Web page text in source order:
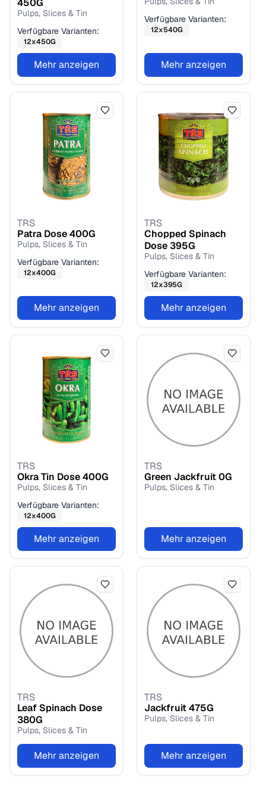
450G
Pulps, Slices & Tin
Verfügbare Varianten:
12x450G
Mehr anzeigen
Verfügbare Varianten:
12x540G
Mehr anzeigen
TRS
Patra Dose400G
Pulps, Slices & Tin
Verfügbare Varianten:
12x400G
Mehr anzeigen
TRS
Chopped Spinach
Dose395G
Pulps, Slices & Tin
Verfügbare Varianten:
12x395G
Mehr anzeigen
TRS
Okra Tin Dose400G
Pulps, Slices & Tin
Verfügbare Varianten:
12x400G
Mehr anzeigen
TRS
Green Jackfruit0G
Pulps, Slices & Tin
Mehr anzeigen
TRS
Leaf Spinach Dose
380G
Pulps, Slices & Tin
Mehr anzeigen
TRS
Jackfruit475G
Pulps, Slices & Tin
Mehr anzeigen